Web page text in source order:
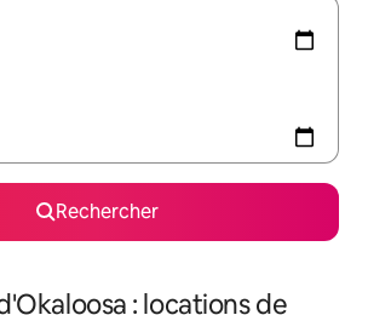
Rechercher
: locations de